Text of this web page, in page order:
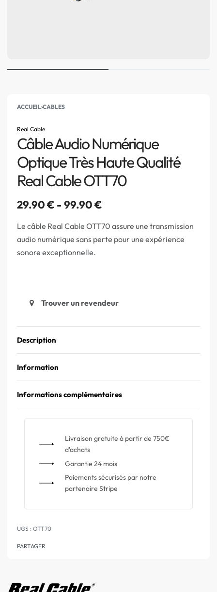
ACCUEIL›CABLES
Real Cable
Câble Audio Numérique
Optique Très Haute Qualité
Real Cable OTT70
29.90€ 99.90€
Le câble Real Cable OTT70 assure une transmission
audio numérique sans perte pour une expérience
sonore exceptionnelle.
Trouver un revendeur
Description
Information
Informations complémentaires
Livraison gratuite à partir de 750€
d'achats
Garantie 24 mois
Paiements sécurisés par notre
partenaire Stripe
OTT70
PARTAGER